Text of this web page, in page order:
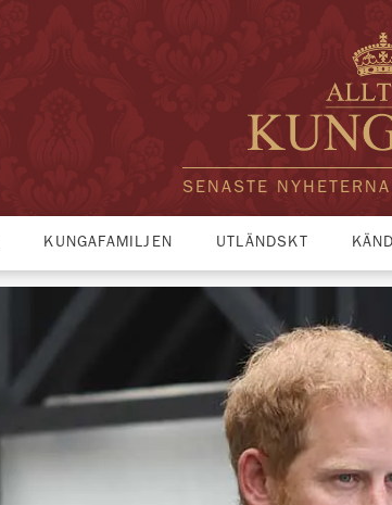
SENASTE
KUNGAFAMILJEN UTLÄNDSKT